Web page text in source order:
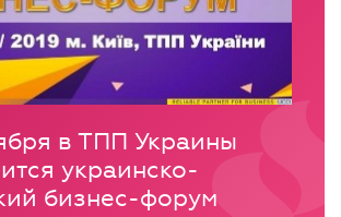
в ТПП Украины
украинско-
бизнес-форум